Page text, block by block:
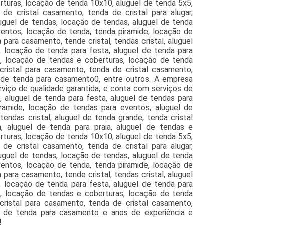
locação de tenda 10x10, aluguel de tenda 5x5,
cristal casamento, tenda de cristal para alugar,
de tendas, locação de tendas, aluguel de tenda
locação de tenda, tenda piramide, locação de
casamento, tende cristal, tendas cristal, aluguel
de tenda para festa, aluguel de tenda para
locação de tendas e coberturas, locação de tenda
para casamento, tenda de cristal casamento,
tenda para casamento0, entre outros. A empresa
de qualidade garantida, e conta com serviços de
de tenda para festa, aluguel de tendas para
locação de tendas para eventos, aluguel de
cristal, aluguel de tenda grande, tenda cristal
aluguel de tenda para praia, aluguel de tendas e
locação de tenda 10x10, aluguel de tenda 5x5,
cristal casamento, tenda de cristal para alugar,
de tendas, locação de tendas, aluguel de tenda
locação de tenda, tenda piramide, locação de
casamento, tende cristal, tendas cristal, aluguel
de tenda para festa, aluguel de tenda para
locação de tendas e coberturas, locação de tenda
para casamento, tenda de cristal casamento,
tenda para casamento e anos de experiência e